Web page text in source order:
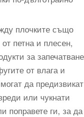
плочките също
петна и плесен,
за запечатване
от влага и
да предизвикат
или чукнати
поправете ги, за да